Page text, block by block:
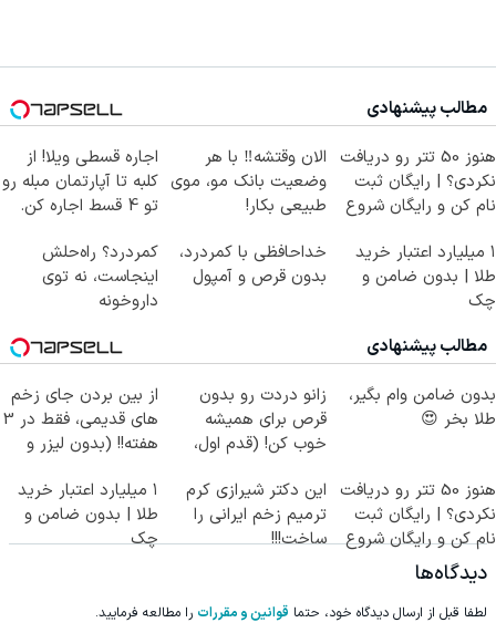
مطالب پیشنهادی
هنوز 50 تتر رو دریافت
نکردی؟ | رایگان ثبت
نام کن و رایگان شروع
الان وقتشه‼️ با هر
وضعیت بانک مو، موی
طبیعی بکار!
اجاره‌ قسطی ویلا! از
کلبه تا آپارتمان مبله رو
تو 4 قسط اجاره کن.
۱ میلیارد اعتبار خرید
طلا | بدون ضامن و
چک
خداحافظی با کمردرد،
بدون قرص و آمپول
کمردرد؟ راه‌حلش
اینجاست، نه توی
داروخونه
مطالب پیشنهادی
بدون ضامن وام بگیر،
طلا بخر 😍
زانو دردت رو بدون
قرص برای همیشه
خوب کن! (قدم اول،
از بین بردن جای زخم
های قدیمی، فقط در 3
هفته!! (بدون لیزر و
هنوز 50 تتر رو دریافت
نکردی؟ | رایگان ثبت
نام کن و رایگان شروع
کن!
این دکتر شیرازی کرم
ترمیم زخم ایرانی را
ساخت!!!
۱ میلیارد اعتبار خرید
طلا | بدون ضامن و
چک
دیدگاه‌ها
لطفا قبل از ارسال دیدگاه خود، حتما قوانین و مقررات را مطالعه فرمایید.